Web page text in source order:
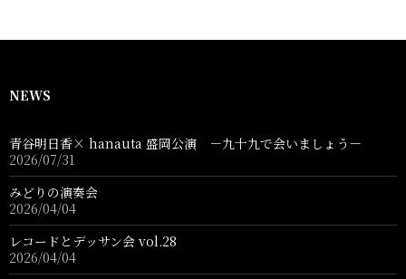
NEWS
青谷明日香× hanauta 盛岡公演 －九十九で会いましょう－
2026/07/31
みどりの演奏会
2026/04/04
レコードとデッサン会 vol.28
2026/04/04